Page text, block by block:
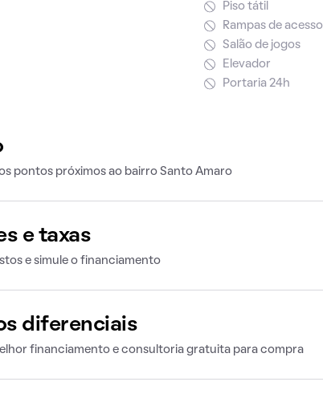
Piso tátil
Rampas de acesso
Salão de jogos
Elevador
Portaria 24h
pontos próximos ao bairro Santo Amaro
e taxas
e simule o financiamento
diferenciais
financiamento e consultoria gratuita para compra